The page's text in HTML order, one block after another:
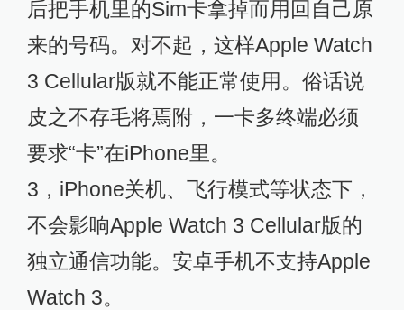
后把手机里的Sim卡拿掉而用回自己原
来的号码。对不起，这样Apple Watch
3 Cellular版就不能正常使用。俗话说
皮之不存毛将焉附，一卡多终端必须
要求“卡”在iPhone里。
3，iPhone关机、飞行模式等状态下，
不会影响Apple Watch 3 Cellular版的
独立通信功能。安卓手机不支持Apple
Watch 3。